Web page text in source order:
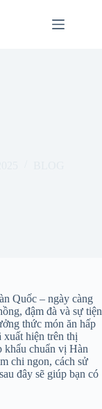
Quốc – ngày càng
đậm đà và sự tiện
thức món ăn hấp
xuất hiện trên thị
khẩu chuẩn vị Hàn
chi ngon, cách sử
đây sẽ giúp bạn có